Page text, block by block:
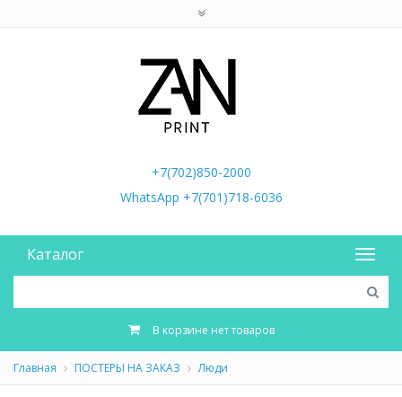
+7(702)850-2000
WhatsApp +7(701)718-6036
Каталог
В корзине нет товаров
Главная ПОСТЕРЫ НА ЗАКАЗ Люди